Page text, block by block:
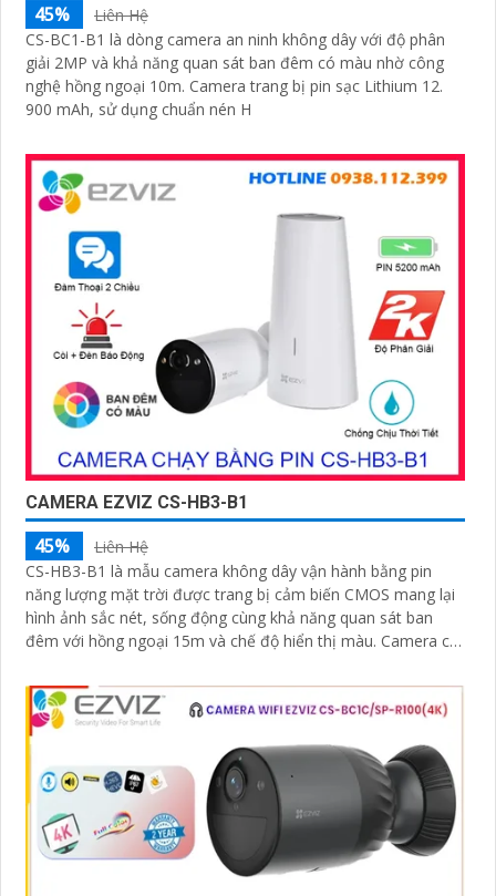
45%
Liên Hệ
CS-BC1-B1 là dòng camera an ninh không dây với độ phân
giải 2MP và khả năng quan sát ban đêm có màu nhờ công
nghệ hồng ngoại 10m. Camera trang bị pin sạc Lithium 12.
900 mAh, sử dụng chuẩn nén H
CAMERA EZVIZ CS-HB3-B1
45%
Liên Hệ
CS-HB3-B1 là mẫu camera không dây vận hành bằng pin
năng lượng mặt trời được trang bị cảm biến CMOS mang lại
hình ảnh sắc nét, sống động cùng khả năng quan sát ban
đêm với hồng ngoại 15m và chế độ hiển thị màu. Camera có